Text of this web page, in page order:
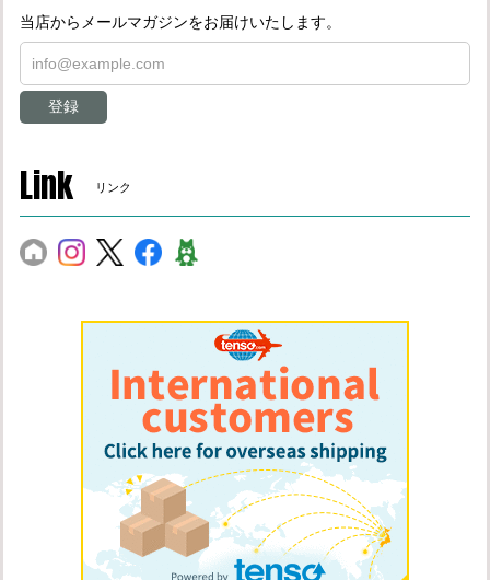
当店からメールマガジンをお届けいたします。
登録
Link リンク